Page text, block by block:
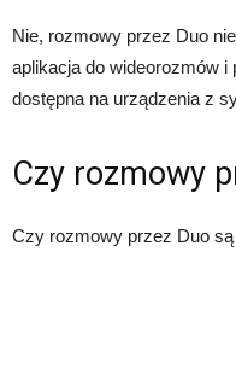
Nie, rozmowy przez Duo
aplikacja do wideorozmów i
dostępna na urządzenia z
Czy rozmowy
Czy rozmowy przez Duo są